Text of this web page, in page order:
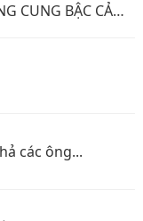
CUNG BẬC CẢM
các ông...